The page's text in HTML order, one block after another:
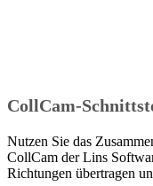
CollCam-
Nutzen Sie das
CollCam der Lins
Richtungen übertragen